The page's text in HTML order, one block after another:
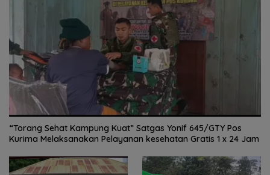
“Torang Sehat Kampung Kuat” Satgas Yonif 645/GTY Pos
Kurima Melaksanakan Pelayanan kesehatan Gratis 1 x 24 Jam